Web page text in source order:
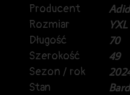
Producent
Rozmiar
YXL
Długość
70
Szerokość
49
Sezon / rok
Stan